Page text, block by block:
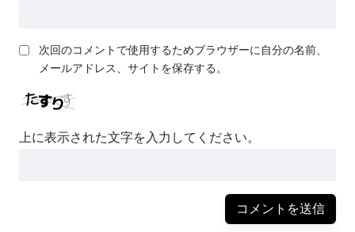
次回のコメントで使用するためブラウザーに自分の名前、
メールアドレス、サイトを保存する。
上に表示された文字を入力してください。